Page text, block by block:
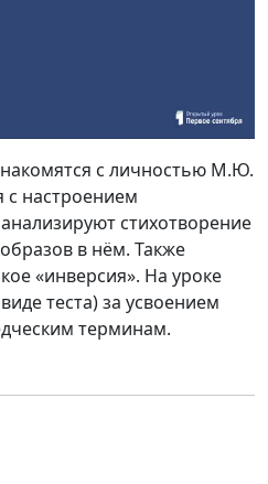
с личностью М.Ю.
с настроением
стихотворение
в нём. Также
«инверсия». На уроке
теста) за усвоением
терминам.